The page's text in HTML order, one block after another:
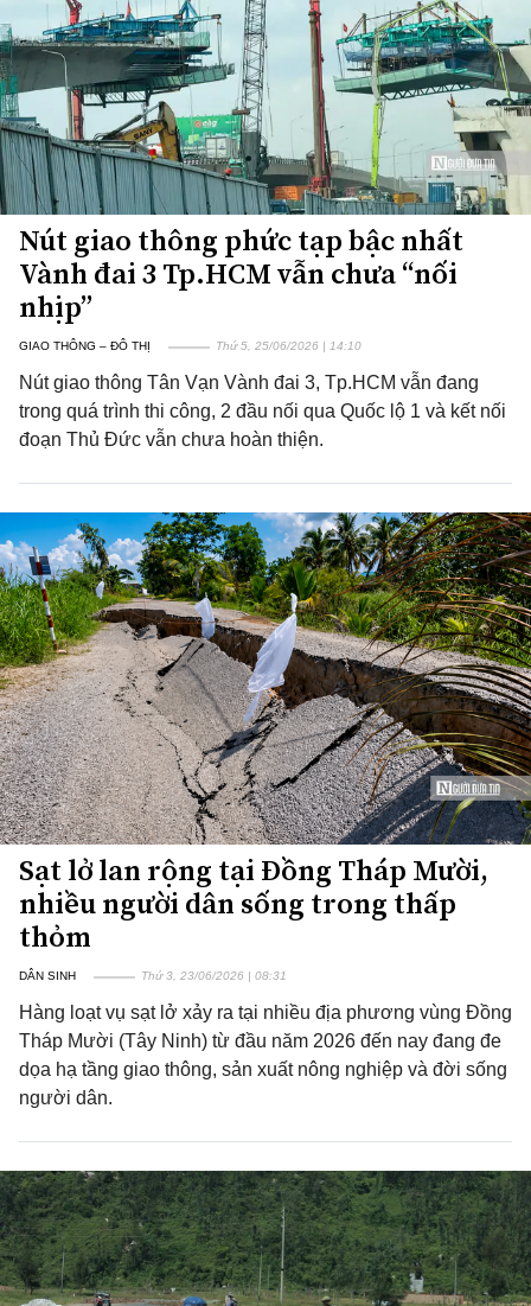
Nút giao thông phức tạp bậc nhất
Vành đai 3 Tp.HCM vẫn chưa “nối
nhịp”
GIAO THÔNG – ĐÔ THỊ Thứ 5, 25/06/2026 | 14:10
Nút giao thông Tân Vạn Vành đai 3, Tp.HCM vẫn đang
trong quá trình thi công, 2 đầu nối qua Quốc lộ 1 và kết nối
đoạn Thủ Đức vẫn chưa hoàn thiện.
Sạt lở lan rộng tại Đồng Tháp Mười,
nhiều người dân sống trong thấp
thỏm
DÂN SINH Thứ 3, 23/06/2026 | 08:31
Hàng loạt vụ sạt lở xảy ra tại nhiều địa phương vùng Đồng
Tháp Mười (Tây Ninh) từ đầu năm 2026 đến nay đang đe
dọa hạ tầng giao thông, sản xuất nông nghiệp và đời sống
người dân.